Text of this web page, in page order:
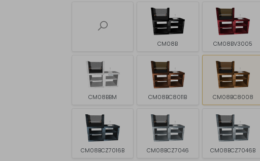
CM08B CM08BV3005
CM08BBM CM08BC8011B CM08BC8008
CM08BCZ7016B CM08BCZ7046 CM08BCZ7046B